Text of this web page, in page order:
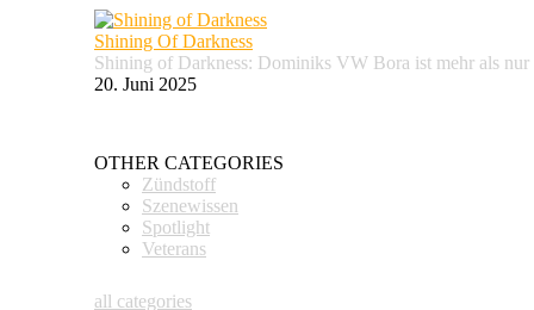
Shining Of Darkness
Shining of Darkness: Dominiks VW Bora ist mehr als
20. Juni 2025
OTHER CATEGORIES
Zündstoff
Szenewissen
Spotlight
Veterans
all categories